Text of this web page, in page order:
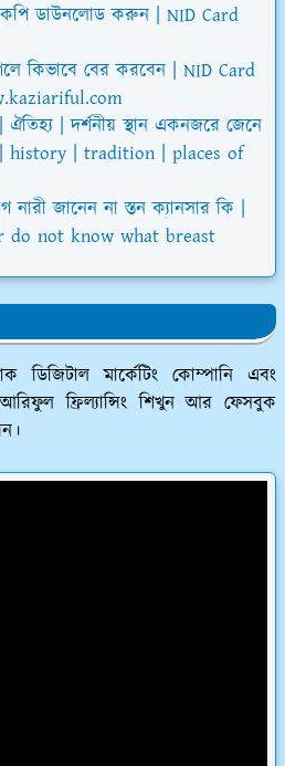
কপি ডাউনলোড করুন | NID Card
কিভাবে বের করবেন | NID Card
| দর্শনীয় স্থান একনজরে জেনে
history | tradition | places of
নারী জানেন না স্তন ক্যানসার কি |
do not know what breast
ডিজিটাল মার্কেটিং কোম্পানি এবং
ফ্রিল্যান্সিং শিখুন আর ফেসবুক